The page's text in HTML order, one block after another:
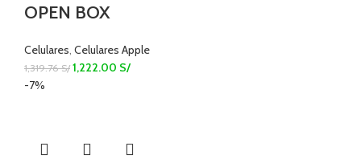
OPEN BOX
Celulares Celulares Apple
1,319.76S/ 1,222.00 S/
-7%